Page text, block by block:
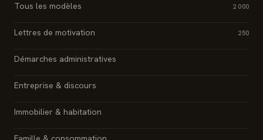
Tous les modèles 2 000
Lettres de motivation 250
Démarches administratives
Entreprise & discours
Immobilier & habitation